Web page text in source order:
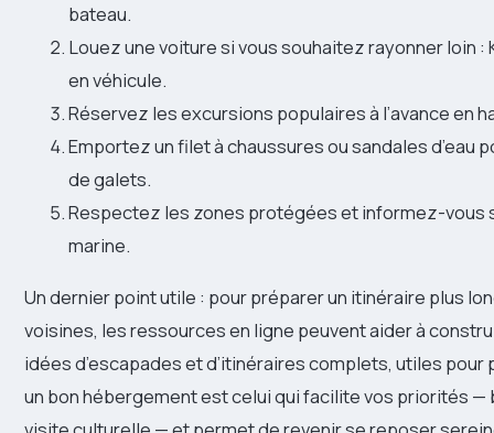
bateau.
Louez une voiture si vous souhaitez rayonner loin
en véhicule.
Réservez les excursions populaires à l’avance en
Emportez un filet à chaussures ou sandales
de galets.
Respectez les zones protégées et informez-vous
marine.
Un dernier point utile : pour préparer un itinéraire plus
voisines, les ressources en ligne peuvent aider à
idées d’escapades et d’itinéraires complets, utiles
un bon hébergement est celui qui facilite vos priorités —